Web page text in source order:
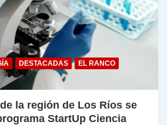
DESTACADAS
EL RANCO
la región de Los Ríos se
StartUp Ciencia